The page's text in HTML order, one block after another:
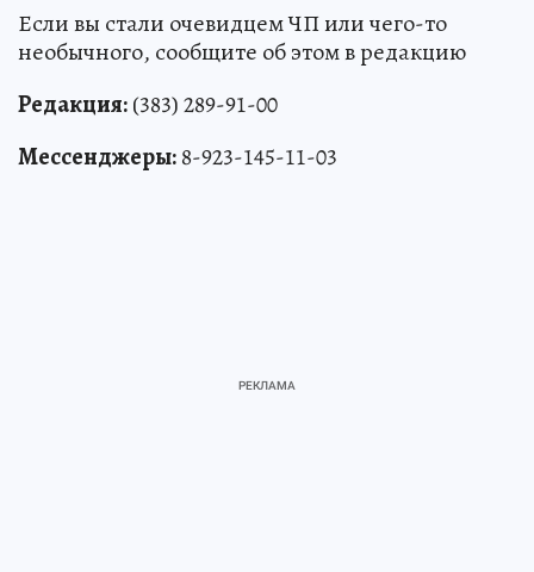
Если вы стали очевидцем ЧП или чего-то
необычного, сообщите об этом в редакцию
Редакция:(383) 289-91-00
Мессенджеры:8-923-145-11-03